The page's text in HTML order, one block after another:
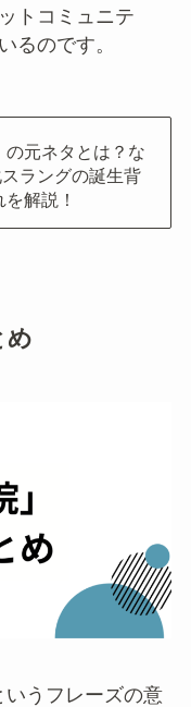
トコミュニテ
るのです。
の元ネタとは？な
ラングの誕生背
解説！
め
いうフレーズの意